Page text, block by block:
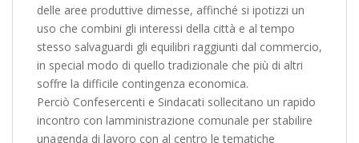
delle aree produttive dimesse, affinché si ipotizzi un
uso che combini gli interessi della città e al tempo
stesso salvaguardi gli equilibri raggiunti dal commercio,
in special modo di quello tradizionale che più di altri
soffre la difficile contingenza economica.
Perciò Confesercenti e Sindacati sollecitano un rapido
incontro con lamministrazione comunale per stabilire
unagenda di lavoro con al centro le tematiche